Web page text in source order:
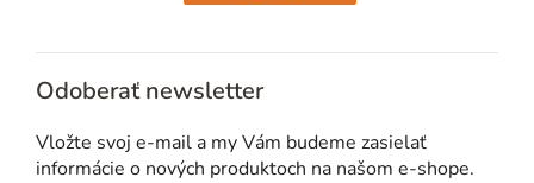
Odoberať newsletter
Vložte svoj e-mail a my Vám budeme zasielať
informácie o nových produktoch na našom e-shope.